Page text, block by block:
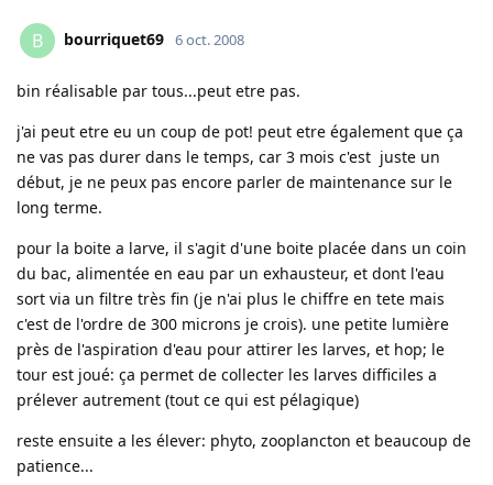
B bourriquet69 6 oct. 2008
bin réalisable par tous...peut etre pas.
j'ai peut etre eu un coup de pot! peut etre également que ça
ne vas pas durer dans le temps, car 3 mois c'est juste un
début, je ne peux pas encore parler de maintenance sur le
long terme.
pour la boite a larve, il s'agit d'une boite placée dans un coin
du bac, alimentée en eau par un exhausteur, et dont l'eau
sort via un filtre très fin (je n'ai plus le chiffre en tete mais
c'est de l'ordre de 300 microns je crois). une petite lumière
près de l'aspiration d'eau pour attirer les larves, et hop; le
tour est joué: ça permet de collecter les larves difficiles a
prélever autrement (tout ce qui est pélagique)
reste ensuite a les élever: phyto, zooplancton et beaucoup de
patience...